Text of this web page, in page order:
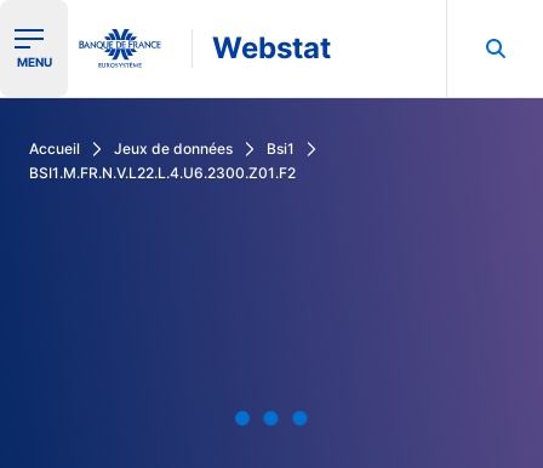
Ouvrir le menu de navigation
MENU Webstat
Accueil Jeux de données
Bsi1
BSI1.M.FR.N.V.L22.L.4.U6.2300.Z01.F2